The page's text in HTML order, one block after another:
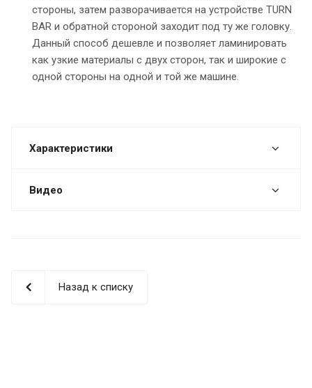
стороны, затем разворачивается на устройстве TURN
BAR и обратной стороной заходит под ту же головку.
Данный способ дешевле и позволяет ламинировать
как узкие материалы с двух сторон, так и широкие с
одной стороны на одной и той же машине.
Характеристики
Видео
Назад к списку